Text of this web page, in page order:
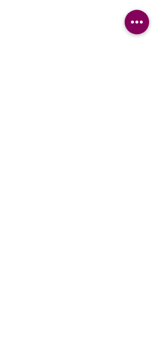
¡Se una de las primeras en enterarte
nuestra promociones y nuevos producto en